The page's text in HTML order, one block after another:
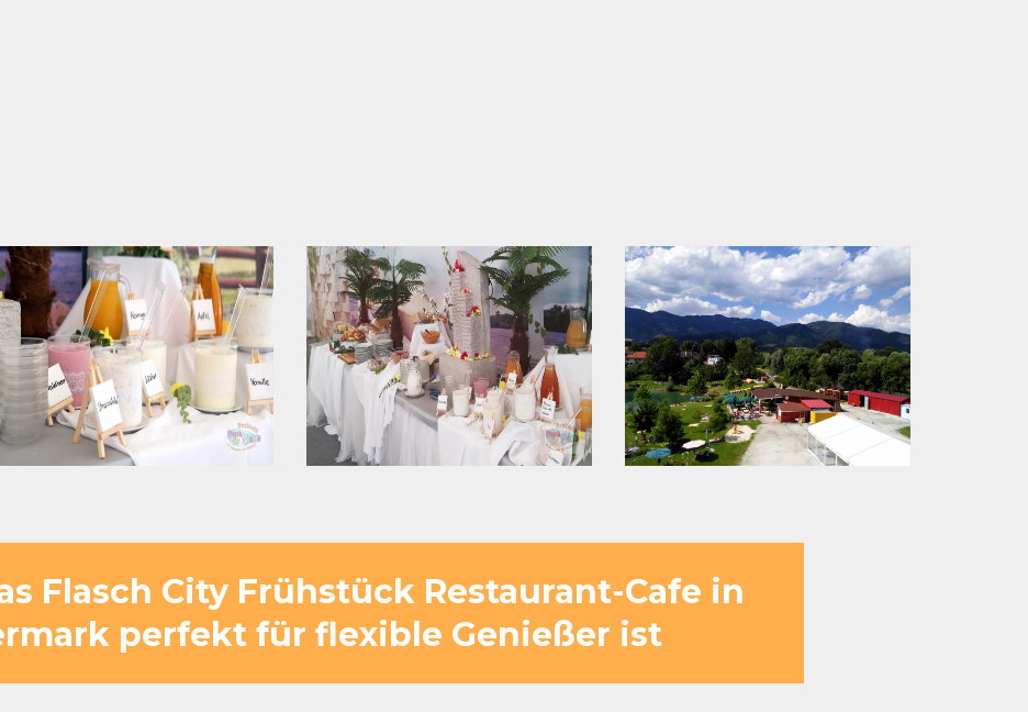
Flasch City Frühstück Restaurant-Cafe in
perfekt für flexible Genießer ist